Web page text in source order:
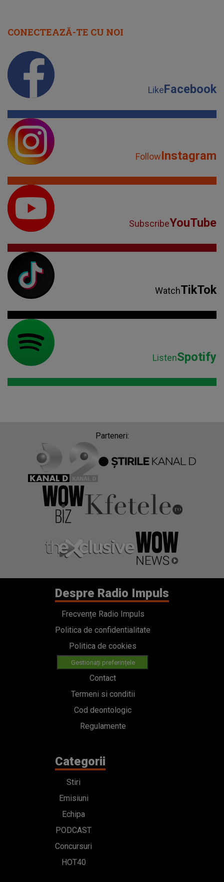
CONECTEAZĂ-TE CU NOI
LikeFacebook
FollowInstagram
SubscribeYouTube
WatchTikTok
ListenSpotify
Parteneri:
Despre Radio Impuls
Frecvențe Radio Impuls
Politica de confidentialitate
Politica de cookies
Gestionați preferințele
Contact
Termeni si conditii
Cod deontologic
Regulamente
Categorii
Stiri
Emisiuni
Echipa
PODCAST
Concursuri
HOT40